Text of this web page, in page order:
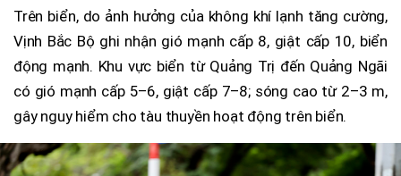
Trên biển, do ảnh hưởng của không khí lạnh tăng cường,
Vịnh Bắc Bộ ghi nhận gió mạnh cấp 8, giật cấp 10, biển
động mạnh. Khu vực biển từ Quảng Trị đến Quảng Ngãi
có gió mạnh cấp 5–6, giật cấp 7–8; sóng cao từ 2–3 m,
gây nguy hiểm cho tàu thuyền hoạt động trên biển.